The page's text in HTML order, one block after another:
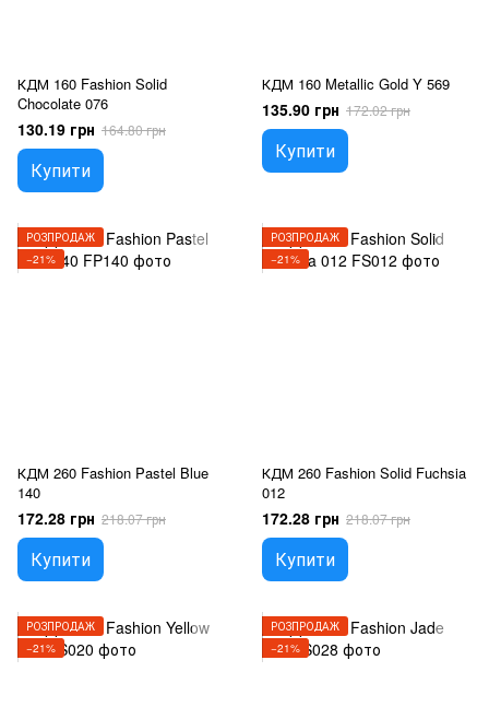
КДМ 160 Fashion Solid
Chocolate 076
130.19 грн 164.80 грн
Купити
КДМ 160 Metallic Gold Y 569
135.90 грн 172.02 грн
Купити
РОЗПРОДАЖ
−21%
КДМ 260 Fashion Pastel Blue
140
172.28 грн 218.07 грн
Купити
РОЗПРОДАЖ
−21%
КДМ 260 Fashion Solid Fuchsia
012
172.28 грн 218.07 грн
Купити
РОЗПРОДАЖ
−21%
РОЗПРОДАЖ
−21%